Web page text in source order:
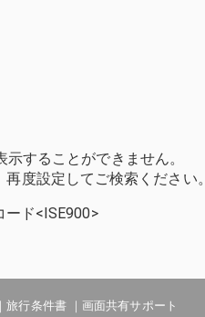
することができません。
度設定してご検索ください。
ード<ISE900>
旅行条件書 画面共有サポート